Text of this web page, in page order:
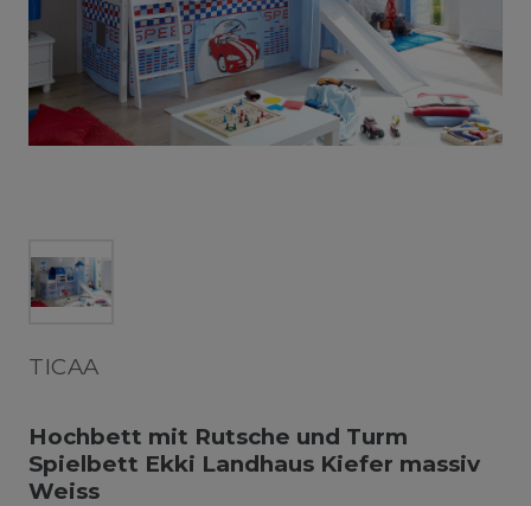
TICAA
Hochbett mit Rutsche und Turm
Spielbett Ekki Landhaus Kiefer massiv
Weiss